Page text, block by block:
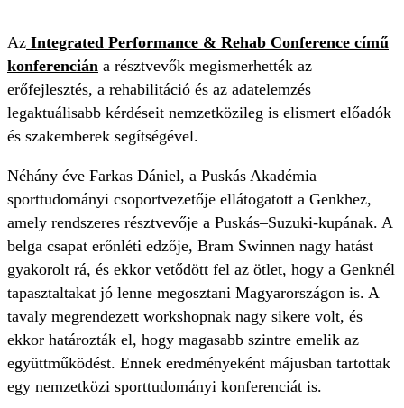
Az Integrated Performance & Rehab Conference című
konferencián a résztvevők megismerhették az
erőfejlesztés, a rehabilitáció és az adatelemzés
legaktuálisabb kérdéseit nemzetközileg is elismert előadók
és szakemberek segítségével.
Néhány éve Farkas Dániel, a Puskás Akadémia
sporttudományi csoportvezetője ellátogatott a Genkhez,
amely rendszeres résztvevője a Puskás–Suzuki-kupának. A
belga csapat erőnléti edzője, Bram Swinnen nagy hatást
gyakorolt rá, és ekkor vetődött fel az ötlet, hogy a Genknél
tapasztaltakat jó lenne megosztani Magyarországon is. A
tavaly megrendezett workshopnak nagy sikere volt, és
ekkor határozták el, hogy magasabb szintre emelik az
együttműködést. Ennek eredményeként májusban tartottak
egy nemzetközi sporttudományi konferenciát is.